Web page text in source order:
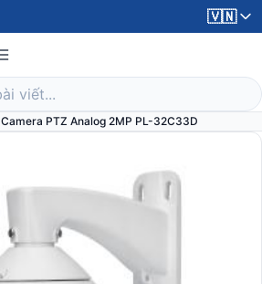
🇻🇳
Camera PTZ Analog 2MP PL-32C33D